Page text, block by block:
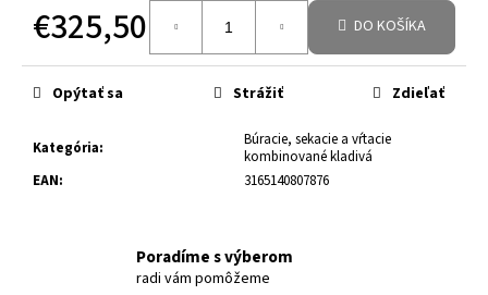
€325,50 DO KOŠÍKA
Kategória:
Búracie, sekacie a vŕtacie
kombinované kladivá
EAN: 3165140807876
Opýtať sa Strážiť Zdieľať
Poradíme s výberom
radi vám pomôžeme